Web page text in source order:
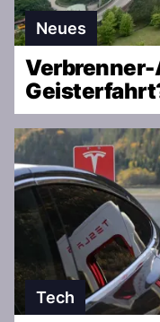
Neues
Verbrenner-
Tech